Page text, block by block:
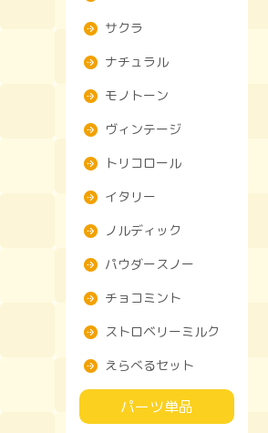
サクラ
ナチュラル
モノトーン
ヴィンテージ
トリコロール
イタリー
ノルディック
パウダースノー
チョコミント
ストロベリーミルク
えらべるセット
パーツ単品